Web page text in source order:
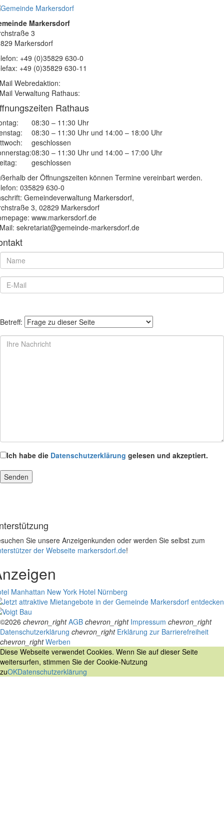
Markersdorf
3
Markersdorf
+49 (0)35829 630-0
+49 (0)35829 630-11
Webredaktion:
Verwaltung Rathaus:
Rathaus
08:30 – 11:30 Uhr
08:30 – 11:30 Uhr und 14:00 – 18:00 Uhr
geschlossen
08:30 – 11:30 Uhr und 14:00 – 17:00 Uhr
geschlossen
der Öffnungszeiten können Termine vereinbart werden.
035829 630-0
Gemeindeverwaltung Markersdorf,
3, 02829 Markersdorf
www.markersdorf.de
sekretariat@gemeinde-markersdorf.de
Betreff:
Ich habe die Datenschutzerklärung gelesen und akzeptiert.
Sie unsere Anzeigenkunden oder werden Sie selbst zum
der Webseite markersdorf.de!
Manhattan New York Hotel Nürnberg
©2026 chevron_right AGB chevron_right Impressum chevron_right
Datenschutzerklärung chevron_right Erklärung zur Barrierefreiheit
chevron_right Werben
Diese Webseite verwendet Cookies. Wenn Sie auf dieser Seite
weitersurfen, stimmen Sie der Cookie-Nutzung
zuOKDatenschutzerklärung